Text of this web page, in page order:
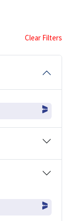
Clear Filters